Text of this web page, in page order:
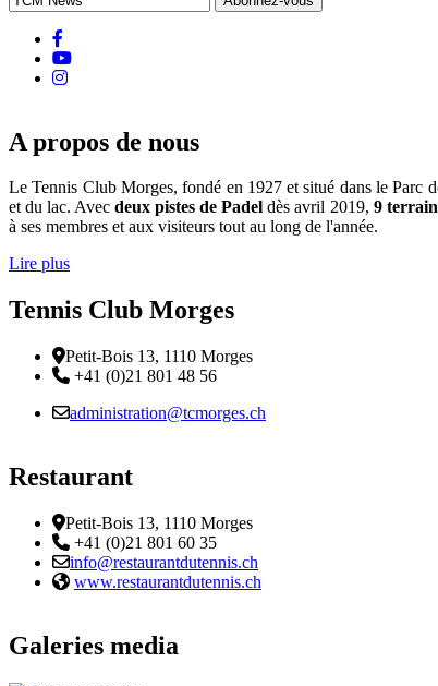
Youtube
instagram
A propos de nous
Le Tennis Club Morges, fondé en 1927 et situé dans le Parc
et du lac. Avecdeux pistes de Padeldès avril 2019, 9
à ses membres et aux visiteurs tout au long de l'année.
Lire plus
Tennis Club Morges
Adresse
Petit-Bois 13, 1110 Morges
Téléphone:
+41 (0)21 801 48 56
Email :
administration@tcmorges.ch
Restaurant
Adresse
Petit-Bois 13, 1110 Morges
Téléphone:
+41 (0)21 801 60 35
Email :
info@restaurantdutennis.ch
Site web:
www.restaurantdutennis.ch
Galeries media